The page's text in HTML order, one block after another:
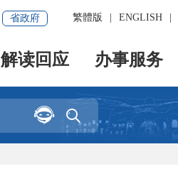
繁體版 ENGLISH
省政府
解读回应 办事服务

